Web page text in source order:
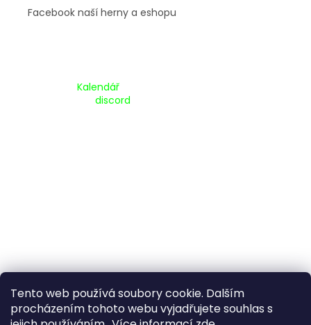
Tento web používá soubory cookie. Dalším
procházením tohoto webu vyjadřujete souhlas s
Facebook naší herny a eshopu
Kalendář
discord